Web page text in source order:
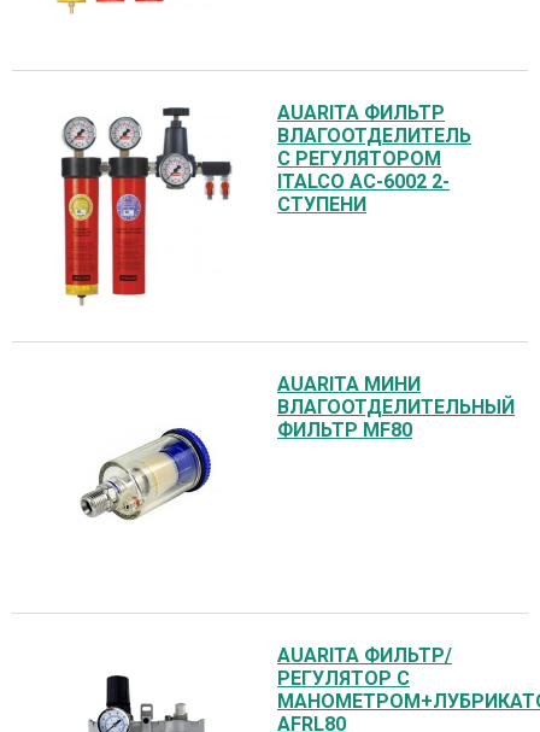
AUARITA ФИЛЬТР
ВЛАГООТДЕЛИТЕЛЬ
С РЕГУЛЯТОРОМ
ITALCO AC-6002 2-
СТУПЕНИ
AUARITA МИНИ
ВЛАГООТДЕЛИТЕЛЬНЫЙ
ФИЛЬТР MF80
AUARITA ФИЛЬТР/
РЕГУЛЯТОР С
AFRL80